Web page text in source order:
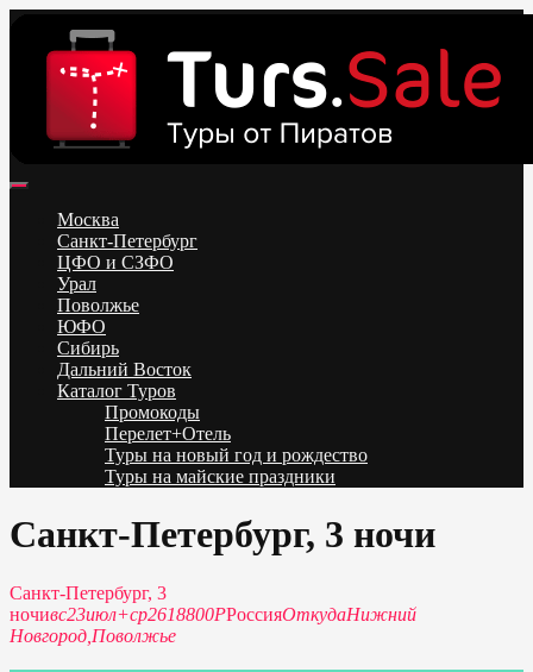
content
Низкие цены на путевки 3-7-10 ночей все включено, отдых на
море. Распродажа экскурсионных и горнолыжных туров.
Обновление каждый день. Официальный сайт Тур Сейл
Москва
Санкт-Петербург
ЦФО и СЗФО
Урал
Поволжье
ЮФО
Сибирь
Дальний Восток
Каталог Туров
Промокоды
Перелет+Отель
Туры на новый год и рождество
Туры на майские праздники
Санкт-Петербург, 3 ночи
Санкт-Петербург, 3
ночивс23июл+ср2618800РРоссияОткудаНижний
Новгород, Поволжье